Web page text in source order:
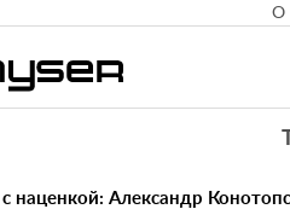
О
наценкой: Александр